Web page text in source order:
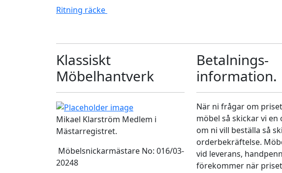
Ritning räcke
Klassiskt
Möbelhantverk
Mikael Klarström Medlem i
Mästarregistret.
Möbelsnickarmästare No: 016/03-
20248
Betalnings-
information.
När ni frågar om
möbel så skickar vi en
om ni vill beställa så
orderbekräftelse.
vid leverans,
förekommer när